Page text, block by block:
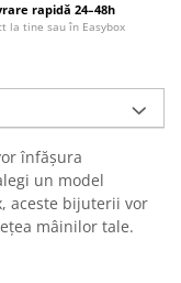
rapidă 24–48h
la tine sau în Easybox
înfășura
un model
aceste bijuterii vor
mâinilor tale.